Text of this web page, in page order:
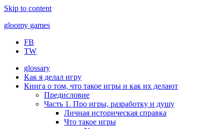
Skip to content
gloomy games
Печально об играх
FB
TW
glossary
Как я делал игру
Книга о том, что такое игры и как их делают
Предисловие
Часть 1. Про игры, разработку и душу
Личная историческая справка
Что такое игры